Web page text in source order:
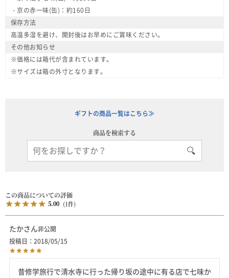
・京の赤一味(缶)：約160日
保存方法
高温多湿を避け、開封後はお早めにご賞味ください。
その他お知らせ
※価格には箱代が含まれています。
※サイズは箱の外寸となります。
ギフトの商品一覧はこちら≫
商品を検索する
5.00 1
たか
非公開
投稿日
2018/05/15
昔修学旅行で清水寺に行った帰り坂の途中に有る店で七味か